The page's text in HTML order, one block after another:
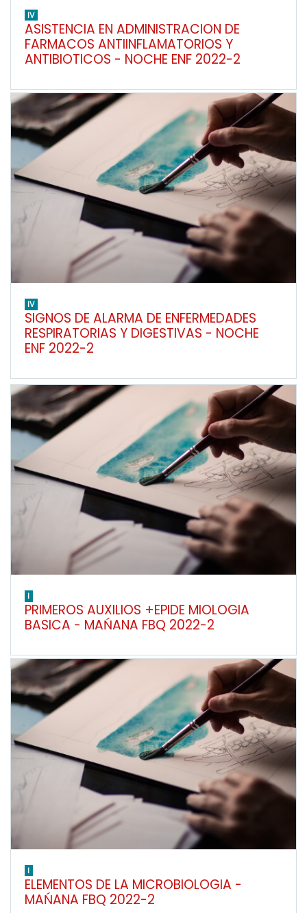
IV
ASISTENCIA EN ADMINISTRACION DE
FARMACOS ANTIINFLAMATORIOS Y
ANTIBIOTICOS - NOCHE ENF 2022-2
IV
SIGNOS DE ALARMA DE ENFERMEDADES
RESPIRATORIAS Y DIGESTIVAS - NOCHE
ENF 2022-2
I
PRIMEROS AUXILIOS +EPIDE MIOLOGIA
BASICA - MAŃANA FBQ 2022-2
I
ELEMENTOS DE LA MICROBIOLOGIA -
MAŃANA FBQ 2022-2